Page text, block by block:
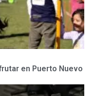
en Puerto Nuevo